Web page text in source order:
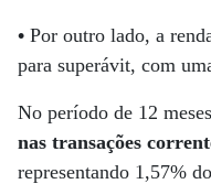
• Por outro lado, a
para superávit, com
No período de 12
nas transações
representando 1,57%